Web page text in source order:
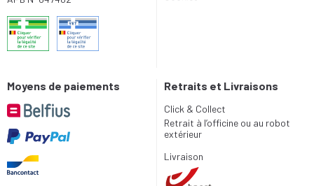
Moyens de paiements Retraits et Livraisons
Click & Collect
Retrait à l’officine ou au robot
extérieur
Livraison